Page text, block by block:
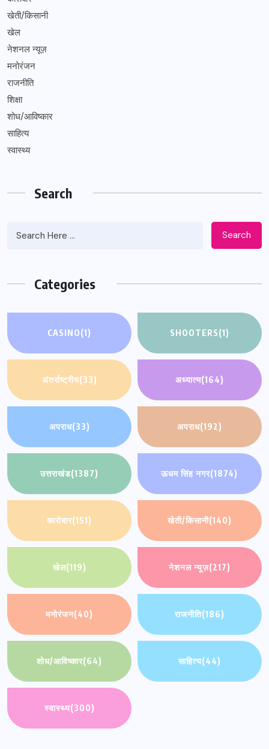
खेती/किसानी
खेल
नेशनल न्यूज़
मनोरंजन
राजनीति
शिक्षा
शोध/आविष्कार
साहित्य
स्वास्थ्य
Search
Search
Categories
CASINO(1) SHOOTERS(1)
अंतर्राष्ट्रीय(33) अध्यात्म(164)
अपराध(33) अपराध(192)
उत्तराखंड(1387) ऊधम सिंह नगर(1874)
कारोबार(151) खेती/किसानी(140)
खेल(119) नेशनल न्यूज़(217)
मनोरंजन(40) राजनीति(186)
शोध/आविष्कार(64) साहित्य(44)
स्वास्थ्य(300)